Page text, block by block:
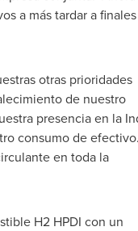
a más tardar a
otras prioridades
de nuestro
presencia en la
consumo de efectivo.
en toda la
H2 HPDI con un